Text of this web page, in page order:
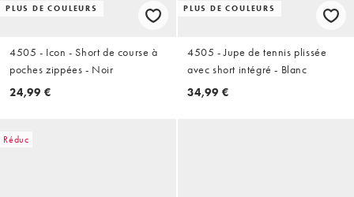
PLUS DE COULEURS
4505 - Icon - Short de course à
poches zippées - Noir
24,99 €
PLUS DE COULEURS
4505 - Jupe de tennis plissée
avec short intégré - Blanc
34,99 €
Réduc